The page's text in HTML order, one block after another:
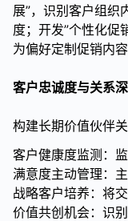
展”，识别客户组织
度；开发”个性化促
为偏好定制促销内
客户忠诚度与关系深
构建长期价值伙伴关
客户健康度监测：
满意度主动管理：
战略客户培养：将
价值共创机会：识